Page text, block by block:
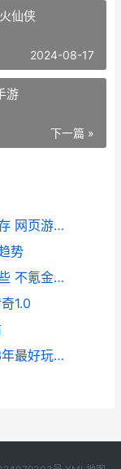
仙侠
2024-08-17
游
下一篇 »
反常网页游戏送元宝：福利和挑战并存 网页游戏返利网
势
无氪金平民游戏排名榜手机游戏有哪些 不氪金的好玩游戏
1.0
2023年最好玩的网页游戏主推 2023年最好玩的网游